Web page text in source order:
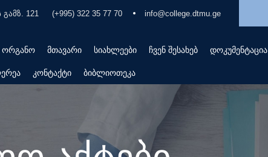
121 (+995) 322 35 77 70 info@college.dtmu.ge
ორგანო მთავარი სიახლეები ჩვენ შესახებ დოკუმენტაცია
კონტაქტი ბიბლიოთეკა